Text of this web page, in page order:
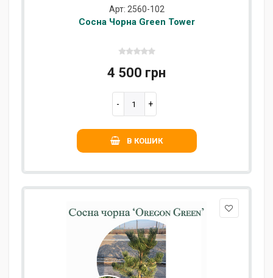
Арт: 2560-102
Сосна Чорна Green Tower
4 500 грн
В КОШИК